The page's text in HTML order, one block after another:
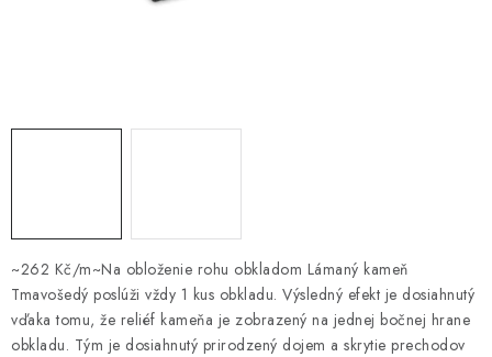
~262 Kč/m~Na obloženie rohu obkladom Lámaný kameň
Tmavošedý poslúži vždy 1 kus obkladu. Výsledný efekt je dosiahnutý
vďaka tomu, že reliéf kameňa je zobrazený na jednej bočnej hrane
obkladu. Tým je dosiahnutý prirodzený dojem a skrytie prechodov